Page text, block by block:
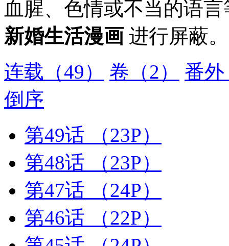
血腥、色情或不当的语
新婚生活漫画 进行屏蔽
连载 （49） 卷 （2） 番外
倒序
第49话
（23P）
第48话
（23P）
第47话
（24P）
第46话
（22P）